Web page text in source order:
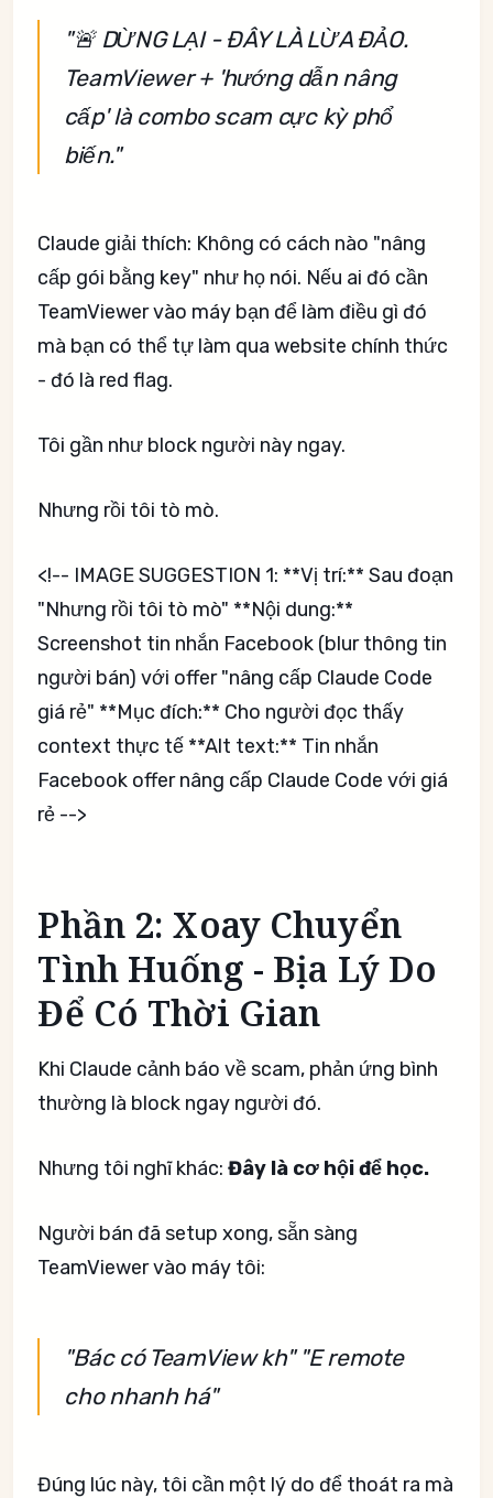
"🚨 DỪNG LẠI - ĐÂY LÀ LỪA ĐẢO.
TeamViewer + 'hướng dẫn nâng
cấp' là combo scam cực kỳ phổ
biến."
Claude giải thích: Không có cách nào "nâng
cấp gói bằng key" như họ nói. Nếu ai đó cần
TeamViewer vào máy bạn để làm điều gì đó
mà bạn có thể tự làm qua website chính thức
- đó là red flag.
Tôi gần như block người này ngay.
Nhưng rồi tôi tò mò.
<!-- IMAGE SUGGESTION 1: **Vị trí:** Sau đoạn
"Nhưng rồi tôi tò mò" **Nội dung:**
Screenshot tin nhắn Facebook (blur thông tin
người bán) với offer "nâng cấp Claude Code
giá rẻ" **Mục đích:** Cho người đọc thấy
context thực tế **Alt text:** Tin nhắn
Facebook offer nâng cấp Claude Code với giá
rẻ -->
Phần 2: Xoay Chuyển
Tình Huống - Bịa Lý Do
Để Có Thời Gian
Khi Claude cảnh báo về scam, phản ứng bình
thường là block ngay người đó.
Nhưng tôi nghĩ khác:Đây là cơ hội để học.
Người bán đã setup xong, sẵn sàng
TeamViewer vào máy tôi:
"Bác có TeamView kh" "E remote
cho nhanh há"
Đúng lúc này, tôi cần một lý do để thoát ra mà